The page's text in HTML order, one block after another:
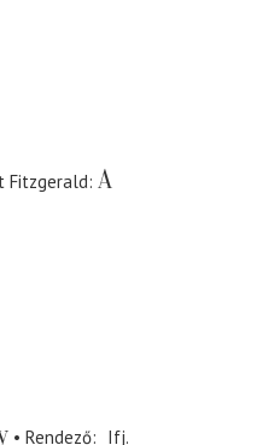
Fitzgerald A
Rendező
Ifj.